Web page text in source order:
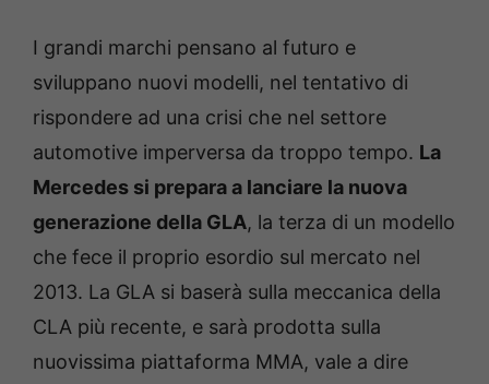
I grandi marchi pensano al futuro e
sviluppano nuovi modelli, nel tentativo di
rispondere ad una crisi che nel settore
automotive imperversa da troppo tempo. La
Mercedes si prepara a lanciare la nuova
generazione della GLA, la terza di un modello
che fece il proprio esordio sul mercato nel
2013. La GLA si baserà sulla meccanica della
CLA più recente, e sarà prodotta sulla
nuovissima piattaforma MMA, vale a dire